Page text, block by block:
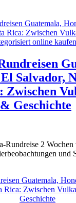
Salvador,
Zwischen
Geschichte
Rundreise 2 Wochen
und